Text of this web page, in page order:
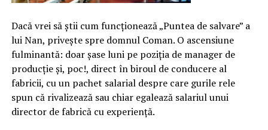
Dacă vrei să știi cum funcționează „Puntea de salvare” a
lui Nan, privește spre domnul Coman. O ascensiune
fulminantă: doar șase luni pe poziția de manager de
producție și, poc!, direct în biroul de conducere al
fabricii, cu un pachet salarial despre care gurile rele
spun că rivalizează sau chiar egalează salariul unui
director de fabrică cu experiență.